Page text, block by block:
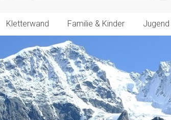
Kletterwand Familie & Kinder Jugend